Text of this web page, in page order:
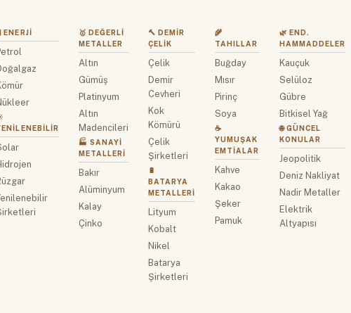
ENERJI
🥇 DEĞERLI
METALLER
Altın
Gümüş
Platinyum
Altın
Madencileri
🏭 SANAYI
METALLERI
Bakır
Alüminyum
Kalay
Çinko
🔨 DEMIR
ÇELIK
Çelik
Demir
Cevheri
Kok
Kömürü
Çelik
Şirketleri
🔋
BATARYA
METALLERI
Lityum
Kobalt
Nikel
Batarya
Şirketleri
🌾
TAHILLAR
Buğday
Mısır
Pirinç
Soya
☕
YUMUŞAK
EMTIALAR
Kahve
Kakao
Şeker
Pamuk
🌿 END.
HAMMADDELER
Kauçuk
Selüloz
Gübre
Bitkisel Yağ
🌐 GÜNCEL
KONULAR
Jeopolitik
Deniz Nakliyat
Nadir Metaller
Elektrik
Altyapısı